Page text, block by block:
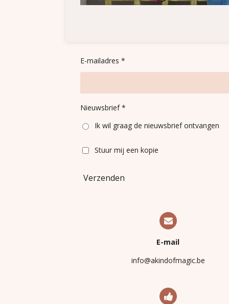
E-mailadres *
Nieuwsbrief *
Ik wil graag de nieuwsbrief ontvangen
Stuur mij een kopie
Verzenden
E-mail
info@akindofmagic.be